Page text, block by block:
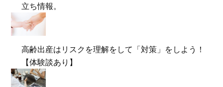
立ち情報。
高齢出産はリスクを理解をして「対策」をしよう！
【体験談あり】